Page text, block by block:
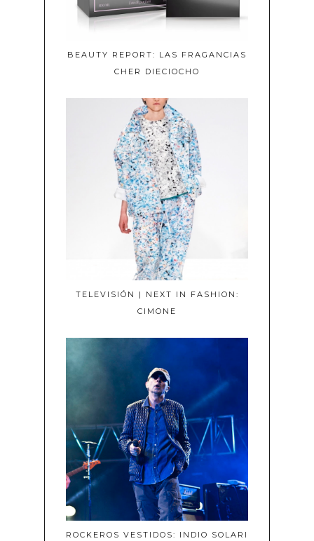
BEAUTY REPORT: LAS FRAGANCIAS
CHER DIECIOCHO
TELEVISIÓN | NEXT IN FASHION:
CIMONE
ROCKEROS VESTIDOS: INDIO SOLARI